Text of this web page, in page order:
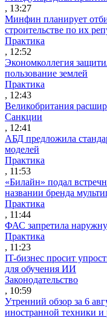
, 13:27
Минфин планирует
строительстве по их
Практика
, 12:52
Экономколлегия
пользование землей
Практика
, 12:43
Великобритания
Санкции
, 12:41
АБД предложила
моделей
Практика
, 11:53
«Билайн» подал
названии бренда
Практика
, 11:44
ФАС запретила
Практика
, 11:23
IT-бизнес просит
для обучения ИИ
Законодательство
, 10:59
Утренний обзор за 6
иностранной техники и